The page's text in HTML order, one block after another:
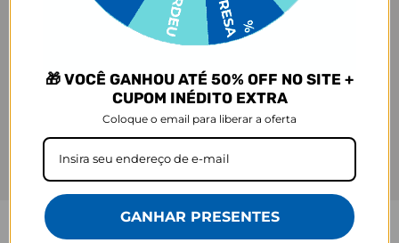
🎁 VOCÊ GANHOU ATÉ 50% OFF NO SITE +
CUPOM INÉDITO EXTRA
Coloque o email para liberar a oferta
GANHAR PRESENTES